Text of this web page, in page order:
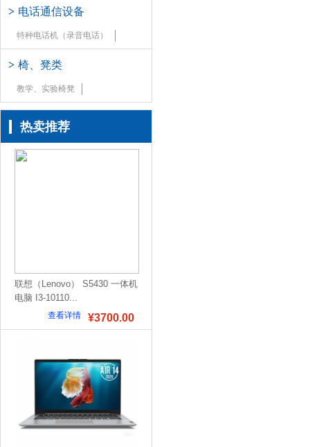
> 电话通信设备
特种电话机（录音电话）
> 椅、凳类
教学、实验椅凳
热卖推荐
联想（Lenovo） S5430 一体机
电脑 I3-10110...
¥3700.00
查看详情